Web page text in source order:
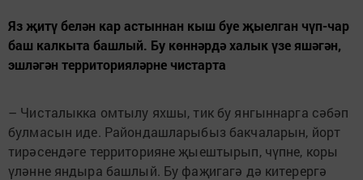
Яз җитү белән кар астыннан кыш буе җыелган чүп-чар
баш калкыта башлый. Бу көннәрдә халык үзе яшәгән,
эшләгән территорияләрне чистарта
– Чисталыкка омтылу яхшы, тик бу янгыннарга сәбәп
булмасын иде. Райондашларыбыз бакчаларын, йорт
тирәсендәге территорияне җыештырып, чүпне, коры
үләнне яндыра башлый. Бу фаҗигагә дә китерергә